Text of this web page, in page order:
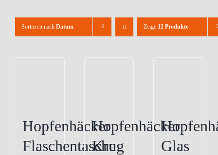
Sortieren nach Datum Zeige 12 Produkte
Hopfenhäcker
Flaschentasche
Hopfenhäcker
Krug
Glas